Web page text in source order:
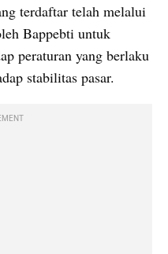
terdaftar telah melalui
Bappebti untuk
peraturan yang berlaku
stabilitas pasar.